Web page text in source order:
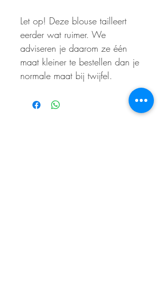
Let op! Deze blouse tailleert
eerder wat ruimer. We
adviseren je daarom ze één
maat kleiner te bestellen dan je
normale maat bij twijfel.